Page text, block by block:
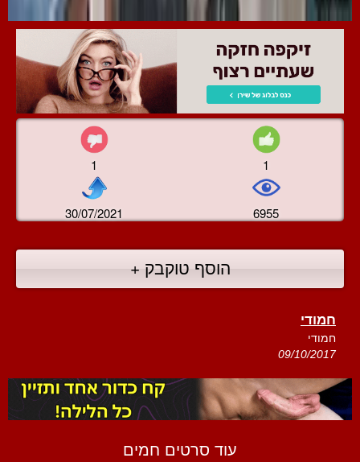
1 1
30/07/2021 6955
הוסף טוקבק +
חמודי
חמודי
09/10/2017
עוד סרטים חמים